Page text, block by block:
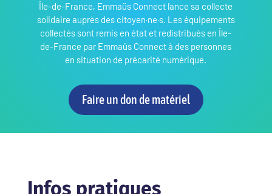
Île-de-France, Emmaüs Connect lance sa collecte
solidaire auprès des citoyen·ne·s. Les équipements
collectés sont remis en état et redistribués en Île-
de-France par Emmaüs Connect à des personnes
en situation de précarité numérique.
Faire un don de matériel
Infos pratiques